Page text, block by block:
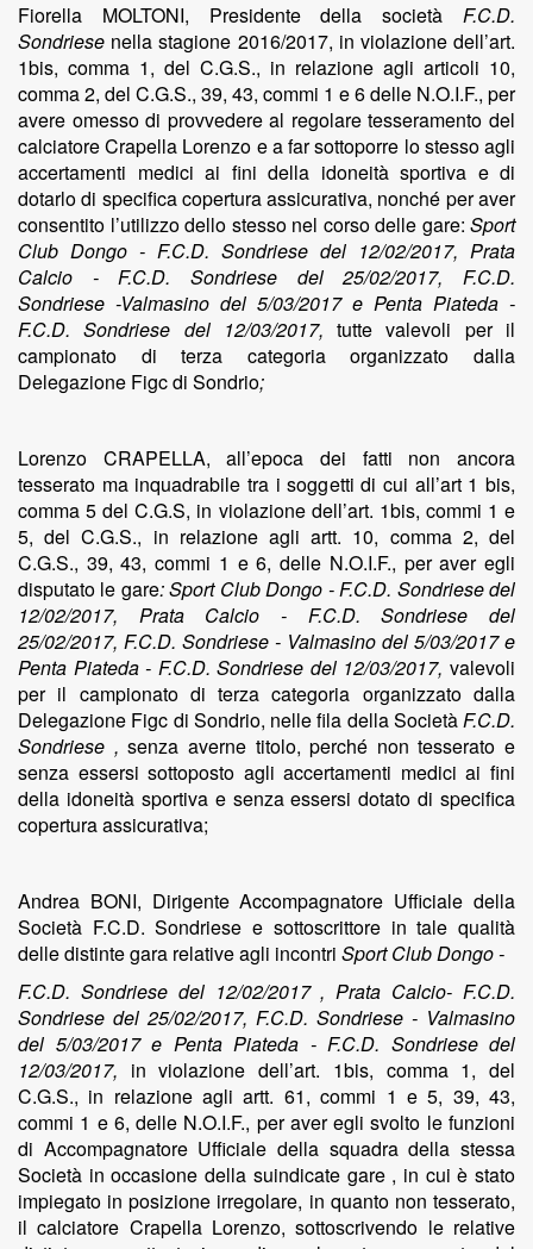
Fiorella MOLTONI, Presidente della società F.C.D.
Sondriese nella stagione 2016/2017, in violazione dell’art.
1bis, comma 1, del C.G.S., in relazione agli articoli 10,
comma 2, del C.G.S., 39, 43, commi 1 e 6 delle N.O.I.F., per
avere omesso di provvedere al regolare tesseramento del
calciatore Crapella Lorenzo e a far sottoporre lo stesso agli
accertamenti medici ai fini della idoneità sportiva e di
dotarlo di specifica copertura assicurativa, nonché per aver
consentito l’utilizzo dello stesso nel corso delle gare: Sport
Club Dongo - F.C.D. Sondriese del 12/02/2017, Prata
Calcio - F.C.D. Sondriese del 25/02/2017, F.C.D.
Sondriese -Valmasino del 5/03/2017 e Penta Piateda -
F.C.D. Sondriese del 12/03/2017,tutte valevoli per il
campionato di terza categoria organizzato dalla
Delegazione Figc di Sondrio;
Lorenzo CRAPELLA, all’epoca dei fatti non ancora
tesserato ma inquadrabile tra i soggetti di cui all’art 1 bis,
comma 5 del C.G.S, in violazione dell’art. 1bis, commi 1 e
5, del C.G.S., in relazione agli artt. 10, comma 2, del
C.G.S., 39, 43, commi 1 e 6, delle N.O.I.F., per aver egli
disputato le gare: Sport Club Dongo - F.C.D. Sondriese del
12/02/2017, Prata Calcio - F.C.D. Sondriese del
25/02/2017, F.C.D. Sondriese - Valmasino del 5/03/2017 e
Penta Piateda - F.C.D. Sondriese del 12/03/2017, valevoli
per il campionato di terza categoria organizzato dalla
Delegazione Figc di Sondrio, nelle fila della SocietàF.C.D.
Sondriese ,senza averne titolo, perché non tesserato e
senza essersi sottoposto agli accertamenti medici ai fini
della idoneità sportiva e senza essersi dotato di specifica
copertura assicurativa;
Andrea BONI, Dirigente Accompagnatore Ufficiale della
Società F.C.D. Sondriese e sottoscrittore in tale qualità
delle distinte gara relative agli incontri Sport Club Dongo -
F.C.D. Sondriese del 12/02/2017 , Prata Calcio- F.C.D.
Sondriese del 25/02/2017, F.C.D. Sondriese - Valmasino
del 5/03/2017 e Penta Piateda - F.C.D. Sondriese del
12/03/2017, in violazione dell’art. 1bis, comma 1, del
C.G.S., in relazione agli artt. 61, commi 1 e 5, 39, 43,
commi 1 e 6, delle N.O.I.F., per aver egli svolto le funzioni
di Accompagnatore Ufficiale della squadra della stessa
Società in occasione della suindicate gare , in cui è stato
impiegato in posizione irregolare, in quanto non tesserato,
il calciatore Crapella Lorenzo, sottoscrivendo le relative